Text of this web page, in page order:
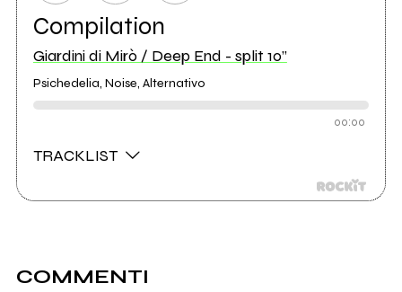
Compilation
Giardini di Mirò / Deep End - split 10”
Psichedelia, Noise, Alternativo
00:00
TRACKLIST
COMMENTI